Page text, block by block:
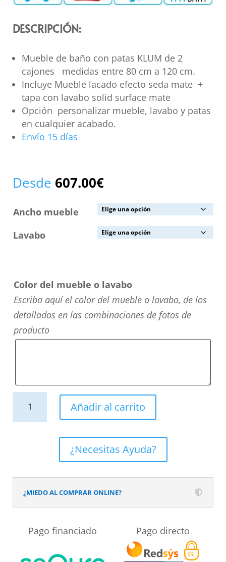
DESCRIPCIÓN:
Mueble de baño con patas KLUM de 2
cajones medidas entre 80 cm a 120 cm.
Incluye Mueble lacado efecto seda mate +
tapa con lavabo solid surface mate
Opción personalizar mueble, lavabo y patas
en cualquier acabado.
Envío 15 días
Desde 607.00€
Ancho mueble
Lavabo
Color del mueble o lavabo
Escriba aquí el color del mueble o lavabo, de los
detallados en las combinaciones de fotos de
producto
2
cajones
KLUM
lavabo
Añadir al carrito
¿Necesitas Ayuda?
¿MIEDO AL COMPRAR ONLINE?
Pago financiado Pago directo